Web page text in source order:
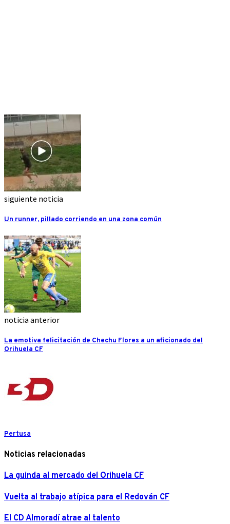
siguiente noticia
Un runner, pillado corriendo en una zona común
noticia anterior
La emotiva felicitación de Chechu Flores a un aficionado del
Orihuela CF
Pertusa
Noticias relacionadas
La guinda al mercado del Orihuela CF
Vuelta al trabajo atípica para el Redován CF
El CD Almoradí atrae al talento